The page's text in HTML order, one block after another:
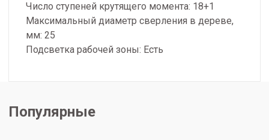
Число ступеней крутящего момента: 18+1
Максимальный диаметр сверления в дереве,
мм: 25
Подсветка рабочей зоны: Есть
Популярные